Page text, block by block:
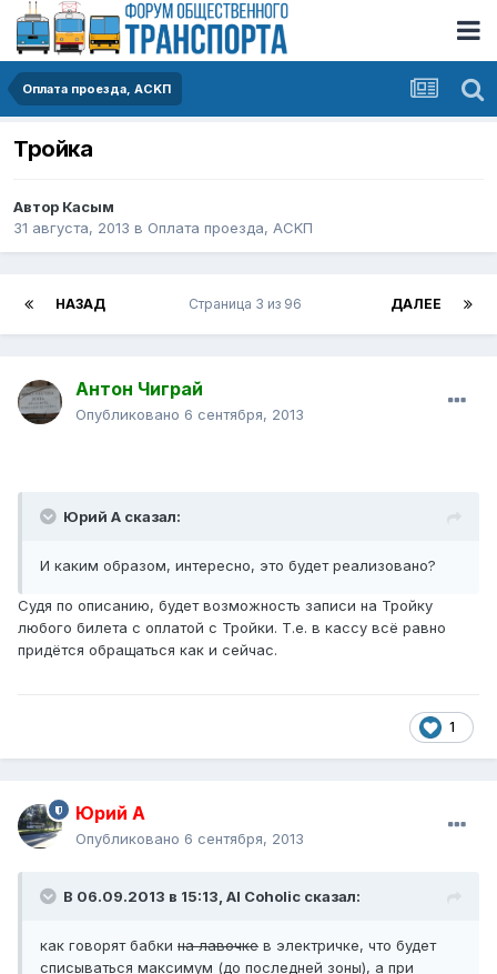
Оплата проезда, АСKП
Тройка
Автор Касым
31 августа, 2013 в Оплата проезда, АСKП
НАЗАД ДАЛЕЕ
Страница 3 из 96
Антон Чиграй
Опубликовано 6 сентября, 2013
Юрий А сказал:
И каким образом, интересно, это будет реализовано?
Судя по описанию, будет возможность записи на Тройку
любого билета с оплатой с Тройки. Т.е. в кассу всё равно
придётся обращаться как и сейчас.
1
Юрий А
Опубликовано 6 сентября, 2013
В 06.09.2013 в 15:13, Al Coholic сказал:
как говорят бабки на лавочке в электричке, что будет
списываться максимум (до последней зоны), а при